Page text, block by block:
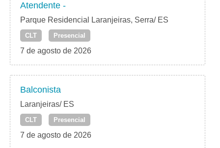
Atendente -
Parque Residencial Laranjeiras, Serra/ ES
CLT Presencial
7 de agosto de 2026
Balconista
Laranjeiras/ ES
CLT Presencial
7 de agosto de 2026